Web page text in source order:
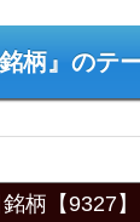
柄』のテ
柄【9327